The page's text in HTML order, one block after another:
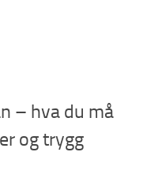
– hva du må
og trygg